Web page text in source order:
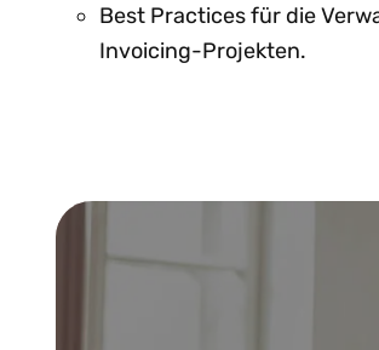
Best Practices für die
Invoicing-Projekten.